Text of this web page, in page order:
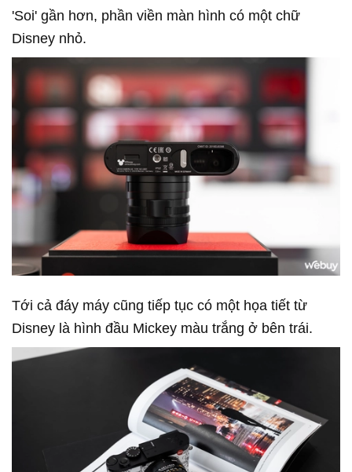
'Soi' gần hơn, phần viền màn hình có một chữ
Disney nhỏ.
Tới cả đáy máy cũng tiếp tục có một họa tiết từ
Disney là hình đầu Mickey màu trắng ở bên trái.